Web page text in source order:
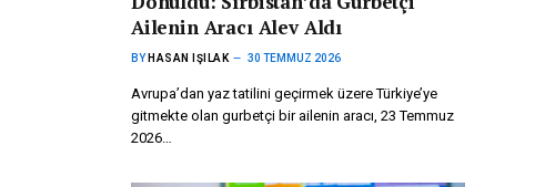
Ailenin Aracı Alev Aldı
BY HASAN IŞILAK 30 TEMMUZ 2026
Avrupa’dan yaz tatilini geçirmek üzere Türkiye’ye
gitmekte olan gurbetçi bir ailenin aracı, 23 Temmuz
2026…